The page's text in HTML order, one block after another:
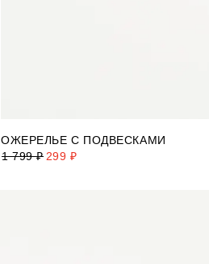
ОЖЕРЕЛЬЕ С ПОДВЕСКАМИ
299 ₽
1 799 ₽